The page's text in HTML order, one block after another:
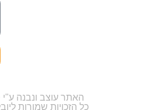
האתר עוצב ונבנה ע"י
כל הזכויות שמורות ליובל